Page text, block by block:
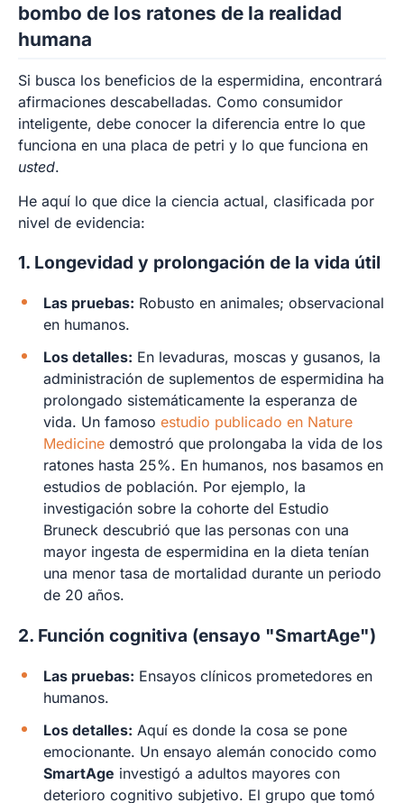
bombo de los ratones de la realidad
humana
Si busca los beneficios de la espermidina, encontrará
afirmaciones descabelladas. Como consumidor
inteligente, debe conocer la diferencia entre lo que
funciona en una placa de petri y lo que funciona en
usted.
He aquí lo que dice la ciencia actual, clasificada por
nivel de evidencia:
1. Longevidad y prolongación de la vida útil
Las pruebas: Robusto en animales; observacional
en humanos.
Los detalles: En levaduras, moscas y gusanos, la
administración de suplementos de espermidina ha
prolongado sistemáticamente la esperanza de
vida. Un famoso estudio publicado en Nature
Medicine demostró que prolongaba la vida de los
ratones hasta 25%. En humanos, nos basamos en
estudios de población. Por ejemplo, la
investigación sobre la cohorte del Estudio
Bruneck descubrió que las personas con una
mayor ingesta de espermidina en la dieta tenían
una menor tasa de mortalidad durante un periodo
de 20 años.
2. Función cognitiva (ensayo "SmartAge")
Las pruebas: Ensayos clínicos prometedores en
humanos.
Los detalles: Aquí es donde la cosa se pone
emocionante. Un ensayo alemán conocido como
SmartAge investigó a adultos mayores con
deterioro cognitivo subjetivo. El grupo que tomó